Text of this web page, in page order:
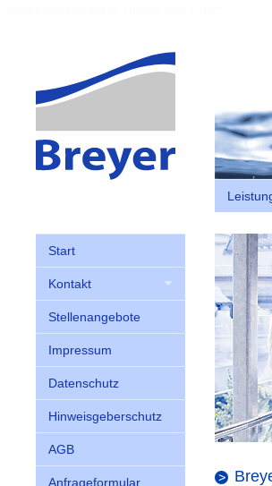
Start
Kontakt
Stellenangebote
Impressum
Datenschutz
Hinweisgeberschutz
AGB
Anfrageformular